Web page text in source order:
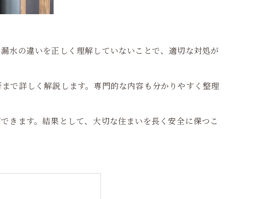
水の違いを正しく理解していないことで、適切な対処が
で詳しく解説します。専門的な内容も分かりやすく整理
きます。結果として、大切な住まいを長く安全に保つこ